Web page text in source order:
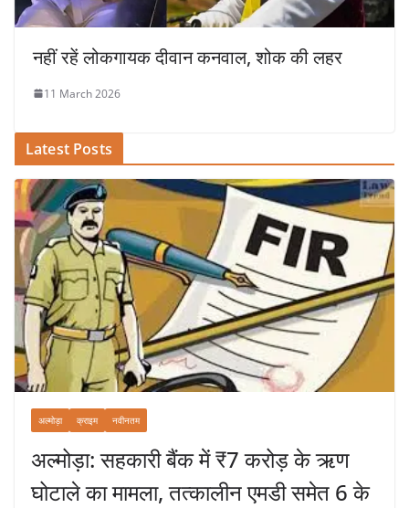
नहीं रहें लोकगायक दीवान कनवाल, शोक की लहर
11 March 2026
Latest Posts
अल्मोड़ा क्राइम नवीनतम
अल्मोड़ा: सहकारी बैंक में ₹7 करोड़ के ऋण
घोटाले का मामला, तत्कालीन एमडी समेत 6 के